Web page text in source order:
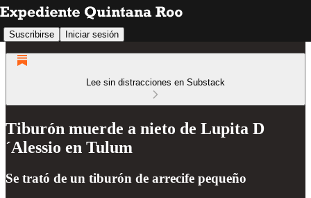
Suscribirse Iniciar sesión
Lee sin distracciones en Substack
Tiburón muerde a nieto de Lupita D
´Alessio en Tulum
Se trató de un tiburón de arrecife pequeño